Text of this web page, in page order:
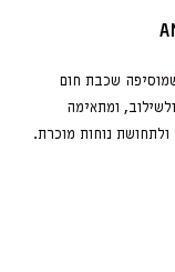
שכבת חום
ומתאימה
נוחות מוכרת.